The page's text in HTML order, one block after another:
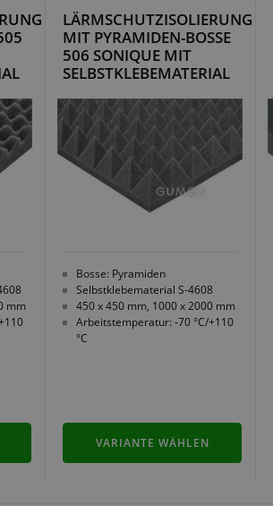
mm
LÄRMSCHUTZISOLIERUNG
MIT PYRAMIDEN-BOSSE
506 SONIQUE MIT
SELBSTKLEBEMATERIAL
Bosse: Pyramiden
Selbstklebematerial S-4608
450 x 450 mm, 1000 x 2000 mm
Arbeitstemperatur: -70 °C/+110
°C
VARIANTE WÄHLEN